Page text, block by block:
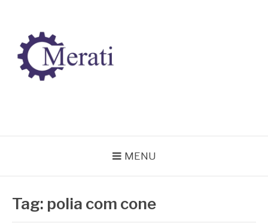
conteúdo
MENU
Tag: polia com cone